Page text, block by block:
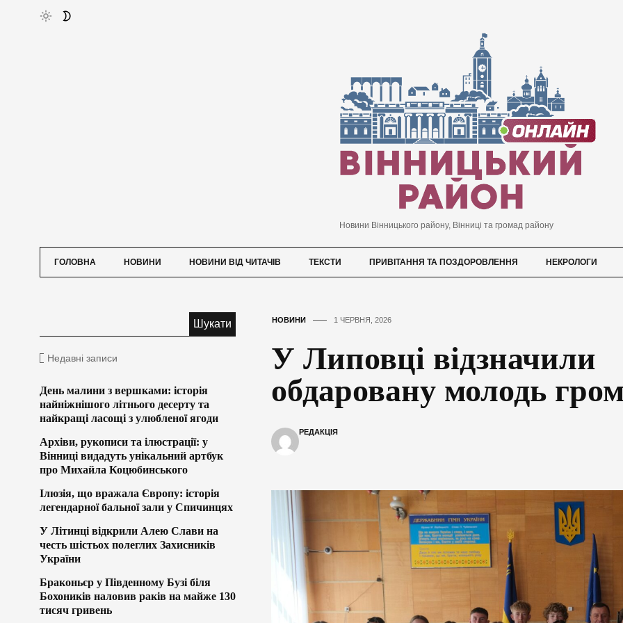
Новини Вінницького району, Вінниці та громад району
ГОЛОВНА НОВИНИ НОВИНИ ВІД ЧИТАЧІВ ТЕКСТИ ПРИВІТАННЯ ТА ПОЗДОРОВЛЕННЯ НЕКРОЛОГИ
НОВИНИ 1 ЧЕРВНЯ, 2026
У Липовці відзначили
обдаровану молодь
РЕДАКЦІЯ
Недавні записи
День малини з вершками: історія
найніжнішого літнього десерту та
найкращі ласощі з улюбленої ягоди
Архіви, рукописи та ілюстрації: у
Вінниці видадуть унікальний артбук
про Михайла Коцюбинського
Ілюзія, що вражала Європу: історія
легендарної бальної зали у Спичинцях
У Літинці відкрили Алею Слави на
честь шістьох полеглих Захисників
України
Браконьєр у Південному Бузі біля
Бохоників наловив раків на майже 130
тисяч гривень